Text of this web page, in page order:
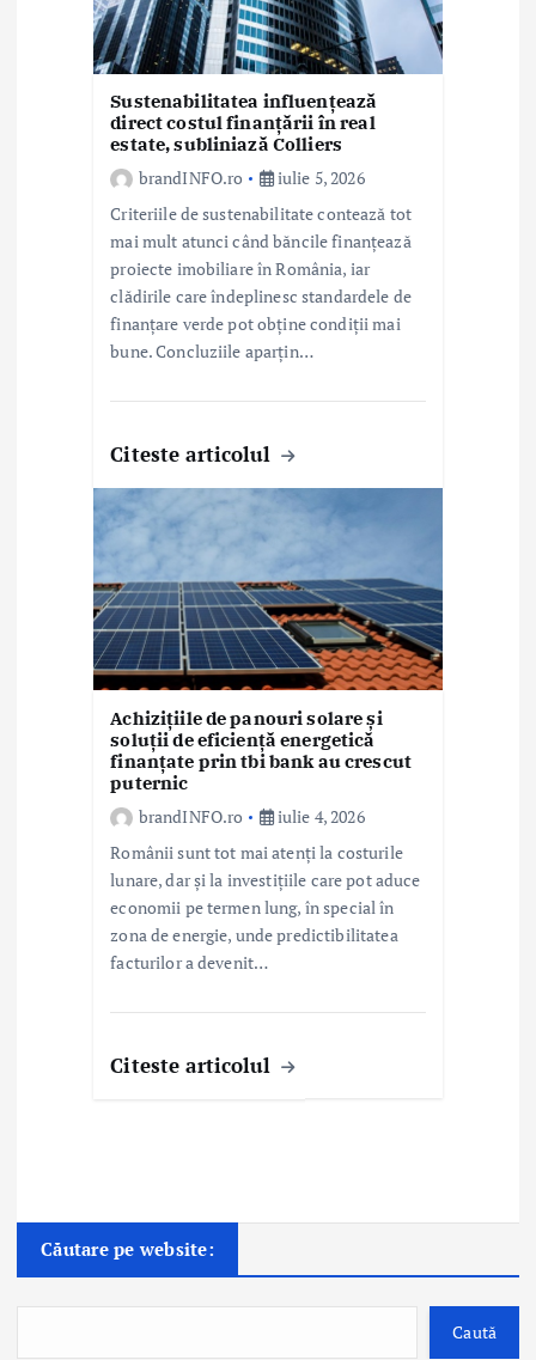
Sustenabilitatea influențează
direct costul finanțării în real
estate, subliniază Colliers
brandINFO.ro
iulie 5, 2026
Criteriile de sustenabilitate contează tot
mai mult atunci când băncile finanțează
proiecte imobiliare în România, iar
clădirile care îndeplinesc standardele de
finanțare verde pot obține condiții mai
bune. Concluziile aparțin…
Citeste articolul
Achizițiile de panouri solare și
soluții de eficiență energetică
finanțate prin tbi bank au crescut
puternic
brandINFO.ro
iulie 4, 2026
Românii sunt tot mai atenți la costurile
lunare, dar și la investițiile care pot aduce
economii pe termen lung, în special în
zona de energie, unde predictibilitatea
facturilor a devenit…
Citeste articolul
Căutare pe website:
Caută